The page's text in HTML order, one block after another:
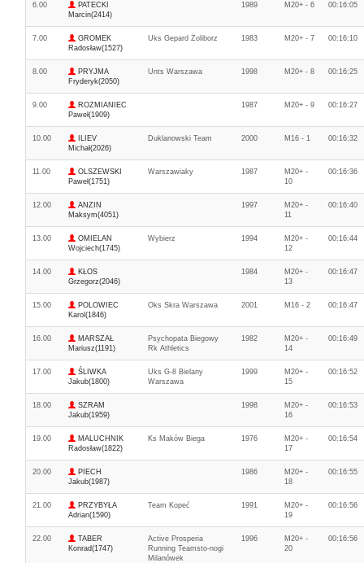
6.00
PATECKI
Marcin(2414)
1989 M20+ - 6 00:16:05
7.00
GROMEK
Radosław(1527)
Uks Gepard Żoliborz 1983 M20+ - 7 00:16:10
8.00
PRYJMA
Fryderyk(2050)
Unts Warszawa 1998 M20+ - 8 00:16:25
9.00
ROZMIANIEC
Paweł(1909)
1987 M20+ - 9 00:16:27
10.00
ILIEV
Michał(2026)
Duklanowski Team 2000 M16 - 1 00:16:32
11.00
OLSZEWSKI
Paweł(1751)
Warszawiaky 1987
M20+ -
10
00:16:36
12.00
ANZIN
Maksym(4051)
1997
M20+ -
11
00:16:40
13.00
OMIELAN
Wojciech(1745)
Wybierz 1994
M20+ -
12
00:16:44
14.00
KŁOS
Grzegorz(2046)
1984
M20+ -
13
00:16:47
15.00
POLOWIEC
Karol(1846)
Oks Skra Warszawa 2001 M16 - 2 00:16:47
16.00
MARSZAŁ
Mariusz(1191)
Psychopata Biegowy
Rk Athletics
1982
M20+ -
14
00:16:49
17.00
ŚLIWKA
Jakub(1800)
Uks G-8 Bielany
Warszawa
1999
M20+ -
15
00:16:52
18.00
SZRAM
Jakub(1959)
1998
M20+ -
16
00:16:53
19.00
MALUCHNIK
Radosław(1822)
Ks Maków Biega 1976
M20+ -
17
00:16:54
20.00
PIECH
Jakub(1987)
1986
M20+ -
18
00:16:55
21.00
PRZYBYŁA
Adrian(1590)
Team Kopeć 1991
M20+ -
19
00:16:56
22.00
TABER
Konrad(1747)
Active Prosperia
Running Teamsto-nogi
Milanówek
1996
M20+ -
20
00:16:56